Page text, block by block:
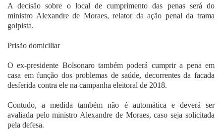
A decisão sobre o local de cumprimento das penas será do
ministro Alexandre de Moraes, relator da ação penal da trama
golpista.
Prisão domiciliar
O ex-presidente Bolsonaro também poderá cumprir a pena em
casa em função dos problemas de saúde, decorrentes da facada
desferida contra ele na campanha eleitoral de 2018.
Contudo, a medida também não é automática e deverá ser
avaliada pelo ministro Alexandre de Moraes, caso seja solicitada
pela defesa.